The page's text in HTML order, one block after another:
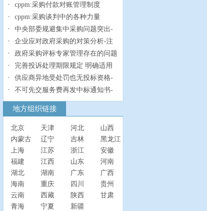
cppm:采购付款对账管理制度
cppm:采购谈判中的各种力量
中央部委规避集中采购问题突出-
企业应对政府采购的对策分析-注
政府采购评标专家管理存在的问题
完善投诉处理期限规定 明确适用
供应商异地受处罚也无投标资格-
不可先交服务费再发中标通知书-
地方组织链接
北京 天津 河北
山西
内蒙古
辽宁 吉林
黑龙江
上海
江苏 浙江
安徽
福建
江西 山东
河南
湖北
湖南 广东
广西
海南
重庆 四川
贵州
云南
西藏 陕西
甘肃
青海
宁夏 新疆